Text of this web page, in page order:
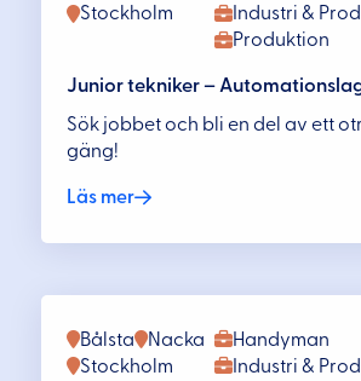
Industri &
Produktion
Stockholm
Junior tekniker –
Sök jobbet och bli en del av ett
gäng!
Läs mer
Handyman
Industri &
Bålsta
Nacka
Stockholm